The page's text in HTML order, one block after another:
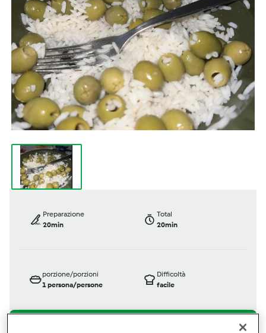
Preparazione
20min
Total
20min
porzione/porzioni
1persona/persone
Difficoltà
facile